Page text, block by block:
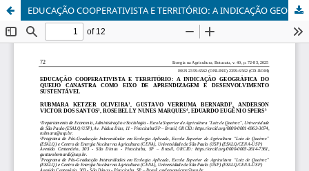
EDUCAÇÃO COOPERATIVISTA E TERRITÓRIO: A INDICAÇÃO GEOGRÁFICA DO QUEIJO CANASTRA COMO EIXO DE APRENDIZAGEM E DESENVOLVIMENTO SUSTENTÁVEL